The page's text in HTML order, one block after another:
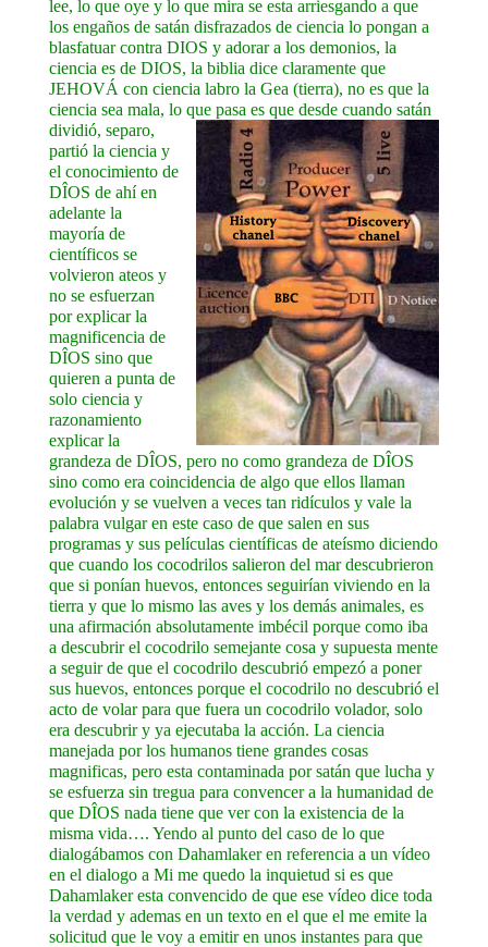
lee, lo que oye y lo que mira se esta arriesgando a que
los engaños de satán disfrazados de ciencia lo pongan a
blasfatuar contra DIOS y adorar a los demonios, la
ciencia es de DIOS, la biblia dice claramente que
JEHOVÁ con ciencia labro la Gea (tierra), no es que la
ciencia sea mala, lo que pasa es que desde cuando satán
dividió, separo,
partió la ciencia y
el conocimiento de
DÎOS de ahí en
adelante la
mayoría de
científicos se
volvieron ateos y
no se esfuerzan
por explicar la
magnificencia de
DÎOS sino que
quieren a punta de
solo ciencia y
razonamiento
explicar la
grandeza de DÎOS, pero no como grandeza de DÎOS
sino como era coincidencia de algo que ellos llaman
evolución y se vuelven a veces tan ridículos y vale la
palabra vulgar en este caso de que salen en sus
programas y sus películas científicas de ateísmo diciendo
que cuando los cocodrilos salieron del mar descubrieron
que si ponían huevos, entonces seguirían viviendo en la
tierra y que lo mismo las aves y los demás animales, es
una afirmación absolutamente imbécil porque como iba
a descubrir el cocodrilo semejante cosa y supuesta mente
a seguir de que el cocodrilo descubrió empezó a poner
sus huevos, entonces porque el cocodrilo no descubrió el
acto de volar para que fuera un cocodrilo volador, solo
era descubrir y ya ejecutaba la acción. La ciencia
manejada por los humanos tiene grandes cosas
magnificas, pero esta contaminada por satán que lucha y
se esfuerza sin tregua para convencer a la humanidad de
que DÎOS nada tiene que ver con la existencia de la
misma vida…. Yendo al punto del caso de lo que
dialogábamos con Dahamlaker en referencia a un vídeo
en el dialogo a Mi me quedo la inquietud si es que
Dahamlaker esta convencido de que ese vídeo dice toda
la verdad y ademas en un texto en el que el me emite la
solicitud que le voy a emitir en unos instantes para que